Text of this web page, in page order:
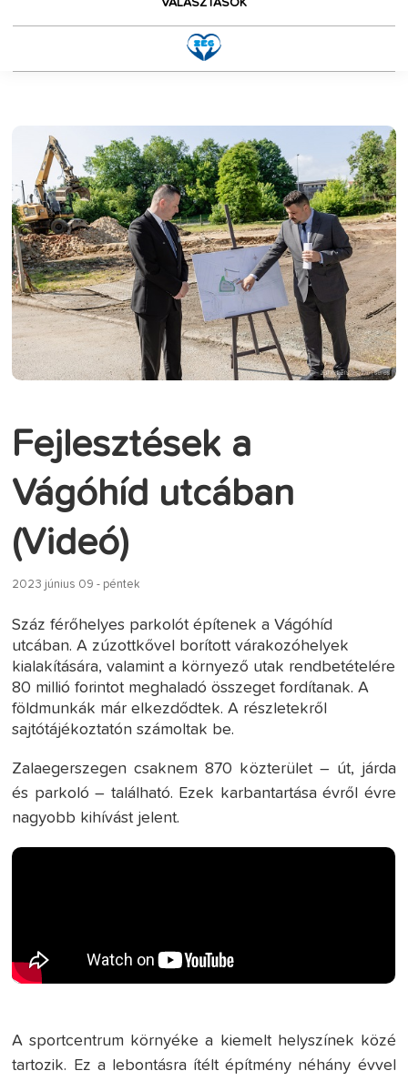
VÁLASZTÁSOK
Fejlesztések a
Vágóhíd utcában
(Videó)
2023 június 09 - péntek
Száz férőhelyes parkolót építenek a Vágóhíd
utcában. A zúzottkővel borított várakozóhelyek
kialakítására, valamint a környező utak rendbetételére
80 millió forintot meghaladó összeget fordítanak. A
földmunkák már elkezdődtek. A részletekről
sajtótájékoztatón számoltak be.
Zalaegerszegen csaknem 870 közterület – út, járda
és parkoló – található. Ezek karbantartása évről évre
nagyobb kihívást jelent.
A sportcentrum környéke a kiemelt helyszínek közé
tartozik. Ez a lebontásra ítélt építmény néhány évvel